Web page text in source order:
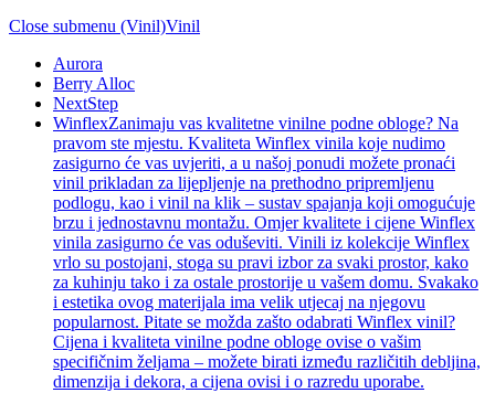
Close submenu (Vinil)Vinil
Aurora
Berry Alloc
NextStep
WinflexZanimaju vas kvalitetne vinilne podne obloge? Na
pravom ste mjestu. Kvaliteta Winflex vinila koje nudimo
zasigurno će vas uvjeriti, a u našoj ponudi možete pronaći
vinil prikladan za lijepljenje na prethodno pripremljenu
podlogu, kao i vinil na klik – sustav spajanja koji omogućuje
brzu i jednostavnu montažu. Omjer kvalitete i cijene Winflex
vinila zasigurno će vas oduševiti. Vinili iz kolekcije Winflex
vrlo su postojani, stoga su pravi izbor za svaki prostor, kako
za kuhinju tako i za ostale prostorije u vašem domu. Svakako
i estetika ovog materijala ima velik utjecaj na njegovu
popularnost. Pitate se možda zašto odabrati Winflex vinil?
Cijena i kvaliteta vinilne podne obloge ovise o vašim
specifičnim željama – možete birati između različitih debljina,
dimenzija i dekora, a cijena ovisi i o razredu uporabe.